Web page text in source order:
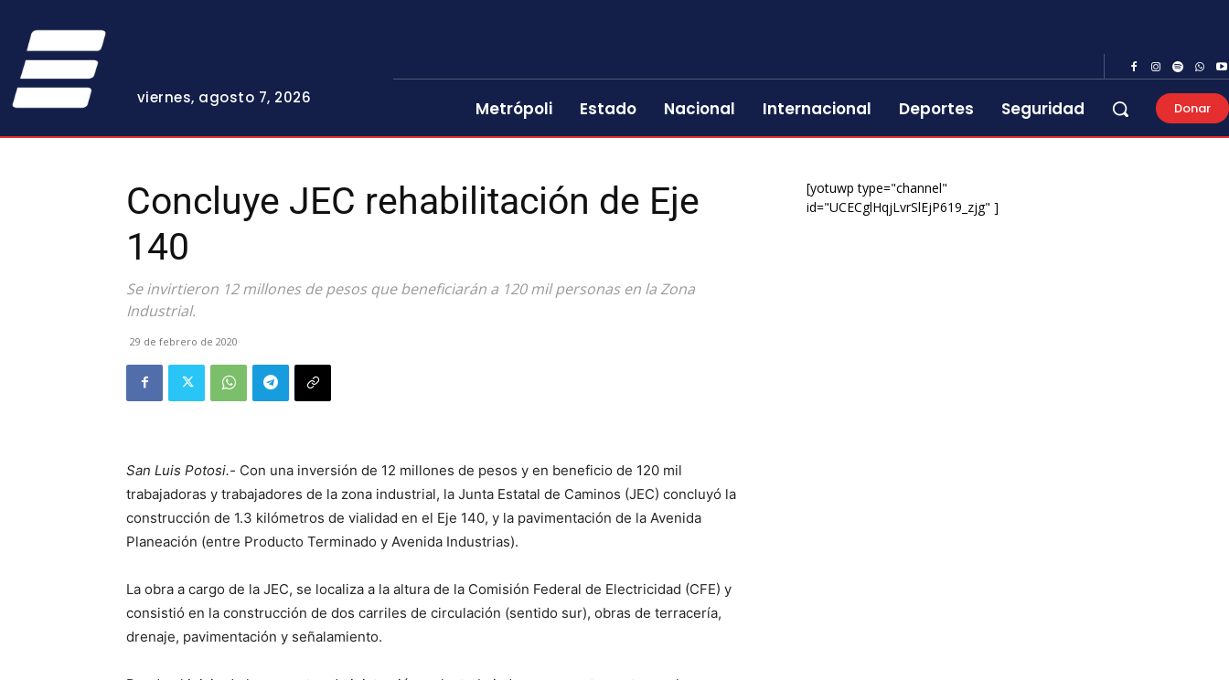
viernes, agosto 7, 2026
Metrópoli Estado Nacional Internacional Deportes Seguridad Donar
Concluye JEC rehabilitación de Eje
140
Se invirtieron 12 millones de pesos que beneficiarán a 120 mil personas en la Zona
Industrial.
29 de febrero de 2020
San Luis Potosi.- Con una inversión de 12 millones de pesos y en beneficio de 120 mil
trabajadoras y trabajadores de la zona industrial, la Junta Estatal de Caminos (JEC) concluyó la
construcción de 1.3 kilómetros de vialidad en el Eje 140, y la pavimentación de la Avenida
Planeación (entre Producto Terminado y Avenida Industrias).
La obra a cargo de la JEC, se localiza a la altura de la Comisión Federal de Electricidad (CFE) y
consistió en la construcción de dos carriles de circulación (sentido sur), obras de terracería,
drenaje, pavimentación y señalamiento.
[yotuwp type="channel"
id="UCECglHqjLvrSlEjP619_zjg" ]